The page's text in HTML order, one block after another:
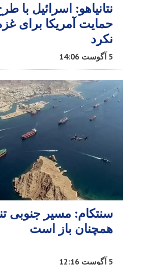
نتانیاهو: اسرائیل با
حمایت آمریکا برای
نکرد
5 آگوست 14:06
سنتکام: مسیر جنوبی
همچنان باز است
5 آگوست 12:16